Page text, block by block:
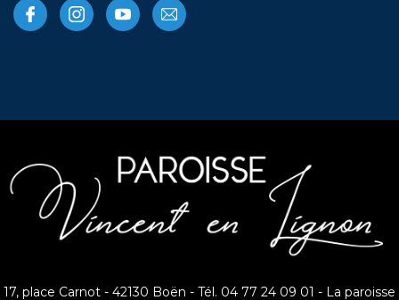
17, place Carnot - 42130 Boën - Tél. 04 77 24 09 01 - La paroisse